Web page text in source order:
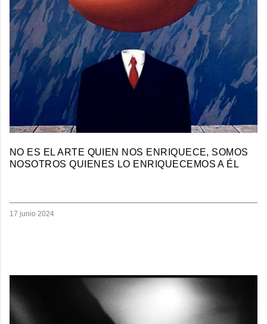
NO ES EL ARTE QUIEN NOS ENRIQUECE, SOMOS
NOSOTROS QUIENES LO ENRIQUECEMOS A ÉL
17 junio 2024